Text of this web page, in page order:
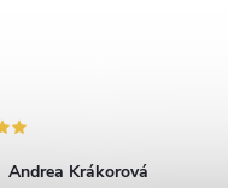
Andrea Krákorová